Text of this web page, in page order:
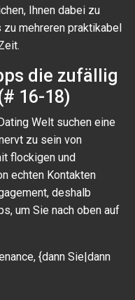
Ihnen dabei zu
mehreren praktikabel
die zufällig
16-18)
Welt suchen eine
zu sein von
flockigen und
echten Kontakten
deshalb
um Sie nach oben auf
{dann Sie|dann